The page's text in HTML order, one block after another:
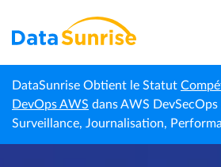
DataSunrise Obtient le Statut
DevOps AWS dans AWS DevSecOps
Surveillance, Journalisation,
Accueil
Centre de
connaissances
Que sont les
et comment se